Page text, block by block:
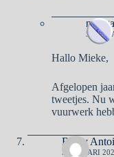
5
Hallo Mieke,
Afgelopen
tweetjes. Nu
vuurwerk
Ben y
3 JANUARI